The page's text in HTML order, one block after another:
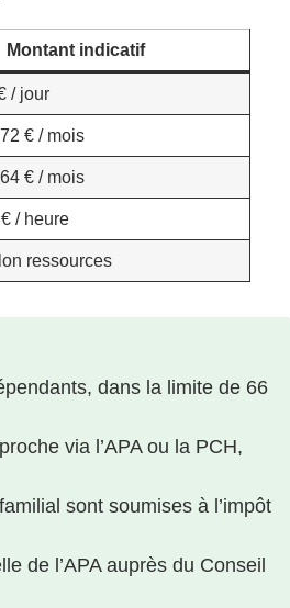
Montant indicatif
/ jour
€ / mois
€ / mois
/ heure
ressources
dans la limite de 66
via l’APA ou la PCH,
sont soumises à l’impôt
de l’APA auprès du Conseil